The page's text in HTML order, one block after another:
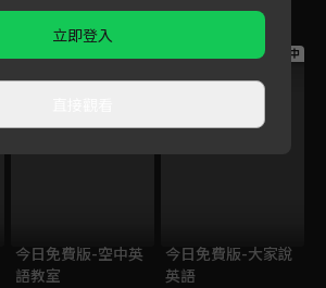
今日免費版-空中英
語教室
跟播中
今日免費版-大家說
英語
立即登入